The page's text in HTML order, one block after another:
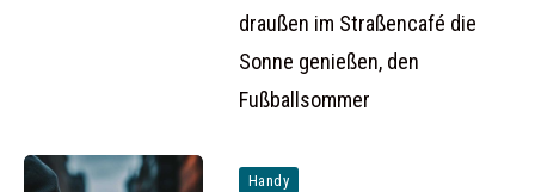
draußen im Straßencafé die
Sonne genießen, den
Fußballsommer
Handy